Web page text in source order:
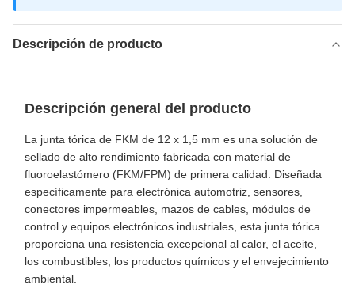
Descripción de producto
Descripción general del producto
La junta tórica de FKM de 12 x 1,5 mm es una solución de
sellado de alto rendimiento fabricada con material de
fluoroelastómero (FKM/FPM) de primera calidad. Diseñada
específicamente para electrónica automotriz, sensores,
conectores impermeables, mazos de cables, módulos de
control y equipos electrónicos industriales, esta junta tórica
proporciona una resistencia excepcional al calor, el aceite,
los combustibles, los productos químicos y el envejecimiento
ambiental.